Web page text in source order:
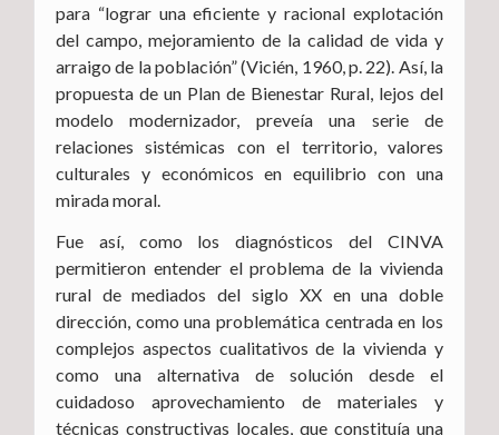
para “lograr una eficiente y racional explotación
del campo, mejoramiento de la calidad de vida y
arraigo de la población” (Vicién, 1960, p. 22). Así, la
propuesta de un Plan de Bienestar Rural, lejos del
modelo modernizador, preveía una serie de
relaciones sistémicas con el territorio, valores
culturales y económicos en equilibrio con una
mirada moral.
Fue así, como los diagnósticos del CINVA
permitieron entender el problema de la vivienda
rural de mediados del siglo XX en una doble
dirección, como una problemática centrada en los
complejos aspectos cualitativos de la vivienda y
como una alternativa de solución desde el
cuidadoso aprovechamiento de materiales y
técnicas constructivas locales, que constituía una